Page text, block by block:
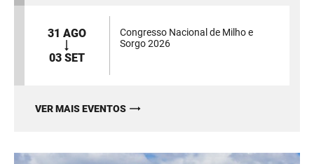
31 AGO
03 SET
Congresso Nacional de Milho e
Sorgo 2026
VER MAIS EVENTOS